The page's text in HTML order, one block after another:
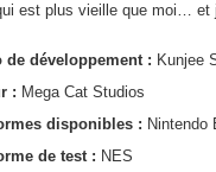
est plus vieille que moi… et
de développement : Kunjee
: Mega Cat Studios
disponibles : Nintendo
de test : NES